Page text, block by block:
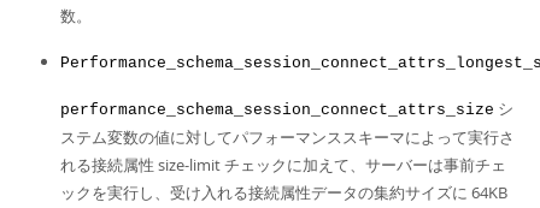
数。
performance_schema_session_connect_attrs_size シ
ステム変数の値に対してパフォーマンススキーマによって実行さ
れる接続属性 size-limit チェックに加えて、サーバーは事前チェ
ックを実行し、受け入れる接続属性データの集約サイズに 64KB